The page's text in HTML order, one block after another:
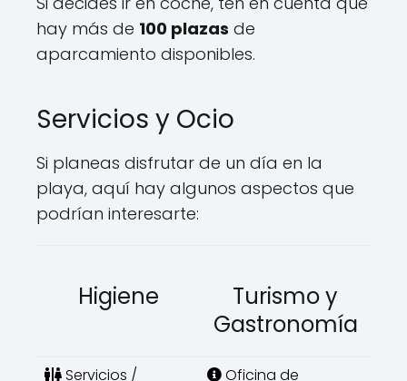
hay más de 100 plazas de
aparcamiento disponibles.
Servicios y Ocio
Si planeas disfrutar de un día en la
playa, aquí hay algunos aspectos que
podrían interesarte:
Higiene
Turismo y
Gastronomía
Servicios /
Oficina de